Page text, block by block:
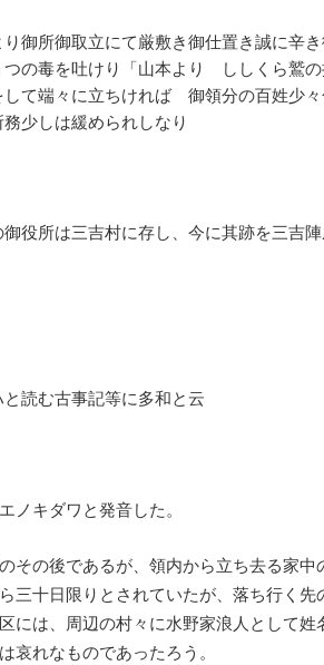
り御所御取立にて厳敷き御仕置き誠に辛
つの毒を吐けり「山本より ししくら鷲
して端々に立ちければ 御領分の百姓少
少しは緩められしなり
御役所は三吉村に存し、今に其跡を三吉
読む古事記等に多和と云
ノキダワと発音した。
その後であるが、領内から立ち去る家
三十日限りとされていたが、落ち行く
には、周辺の村々に水野家浪人として
哀れなものであったろう。